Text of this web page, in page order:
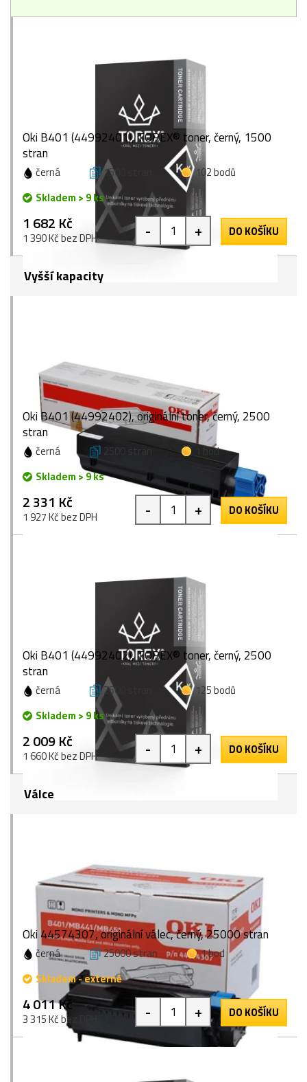
Oki B401 (44992401), TOREX® toner, černý, 1500
stran
černá 1500 stran
102 bodů
Skladem > 9 ks
1 682 Kč
1 390 Kč bez DPH - + DO KOŠÍKU
Vyšší kapacity
Oki B401 (44992402), originální toner, černý, 2500
stran
černá 2500 stran
1 bod
Skladem > 9 ks
2 331 Kč
1 927 Kč bez DPH - + DO KOŠÍKU
Oki B401 (44992402), TOREX® toner, černý, 2500
stran
černá 2500 stran
125 bodů
Skladem > 9 ks
2 009 Kč
1 660 Kč bez DPH - + DO KOŠÍKU
Válce
Oki 44574307, originální válec, černý, 25000 stran
černá 25000 stran
1 bod
Skladem - externě
4 011 Kč
3 315 Kč bez DPH - + DO KOŠÍKU